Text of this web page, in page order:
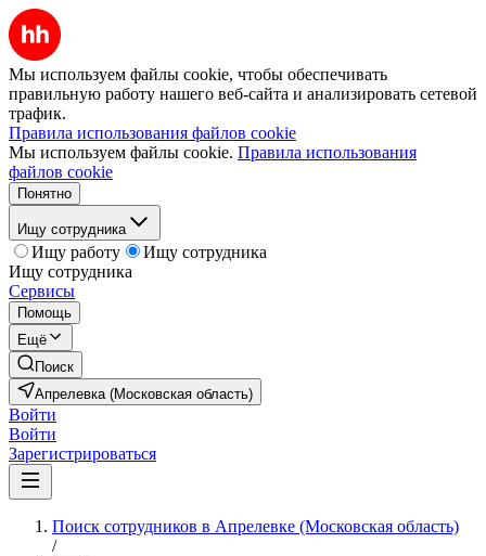
Мы используем файлы cookie, чтобы обеспечивать
правильную работу нашего веб-сайта и анализировать сетевой
трафик.
Правила использования файлов cookie
Мы используем файлы cookie. Правила использования
файлов cookie
Понятно
Ищу сотрудника
Ищу работу
Ищу сотрудника
Ищу сотрудника
Сервисы
Помощь
Ещё
Поиск
Апрелевка (Московская область)
Войти
Войти
Зарегистрироваться
Поиск сотрудников в Апрелевке (Московская область)
/